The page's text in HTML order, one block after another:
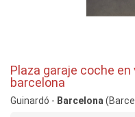
Plaza garaje coche
barcelona
Guinardó - Barcelona